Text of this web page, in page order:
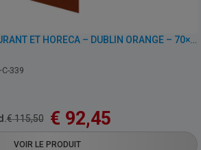
TABLE DE CAFÉ, RESTAURANT ET HORECA – DUBLIN ORANGE – 70×70 CM AVEC PIED
339
€115,50 € 92,45
VOIR LE PRODUIT